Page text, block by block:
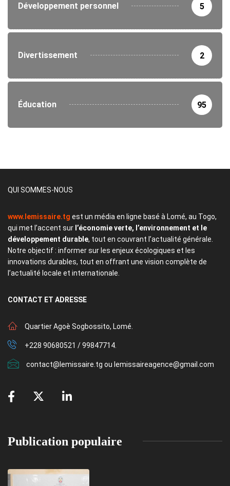
Développement personnel 5
Divertissement 2
Éducation 95
QUI SOMMES-NOUS
www.lemissaire.tg est un média en ligne basé à Lomé, au Togo,
qui met l’accent sur l’économie verte, l’environnement et le
développement durable, tout en couvrant l’actualité générale.
Notre objectif : informer sur les enjeux écologiques et les
innovations durables, tout en offrant une vision complète de
l’actualité locale et internationale.
CONTACT ET ADRESSE
Quartier Agoè Sogbossito, Lomé.
+228 90680521 / 99847714.
contact@lemissaire.tg ou lemissaireagence@gmail.com
Publication populaire